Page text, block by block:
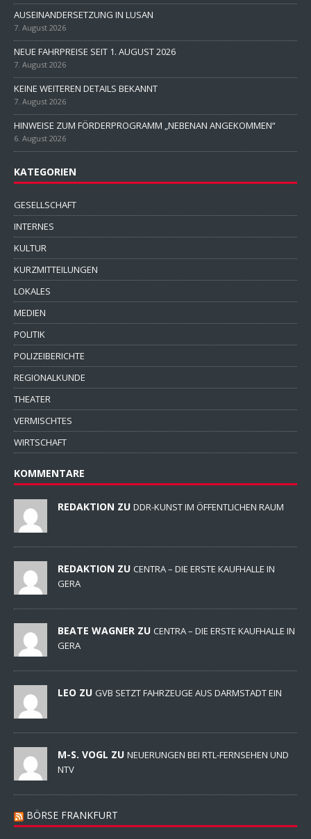
AUSEINANDERSETZUNG IN LUSAN
7. August 2026
NEUE FAHRPREISE SEIT 1. AUGUST 2026
7. August 2026
KEINE WEITEREN DETAILS BEKANNT
7. August 2026
HINWEISE ZUM FÖRDERPROGRAMM „NEBENAN ANGEKOMMEN“
6. August 2026
KATEGORIEN
GESELLSCHAFT
INTERNES
KULTUR
KURZMITTEILUNGEN
LOKALES
MEDIEN
POLITIK
POLIZEIBERICHTE
REGIONALKUNDE
THEATER
VERMISCHTES
WIRTSCHAFT
KOMMENTARE
REDAKTION ZU DDR-KUNST IM ÖFFENTLICHEN RAUM
REDAKTION ZU CENTRA – DIE ERSTE KAUFHALLE IN
GERA
BEATE WAGNER ZU CENTRA – DIE ERSTE KAUFHALLE IN
GERA
LEO ZU GVB SETZT FAHRZEUGE AUS DARMSTADT EIN
M-S. VOGL ZU NEUERUNGEN BEI RTL-FERNSEHEN UND
NTV
BÖRSE FRANKFURT